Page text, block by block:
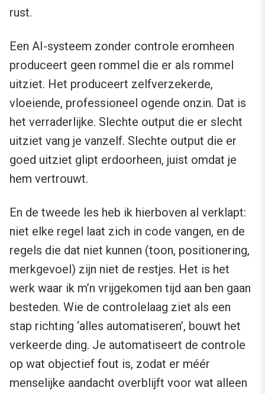
rust.
Een AI-systeem zonder controle eromheen
produceert geen rommel die er als rommel
uitziet. Het produceert zelfverzekerde,
vloeiende, professioneel ogende onzin. Dat is
het verraderlijke. Slechte output die er slecht
uitziet vang je vanzelf. Slechte output die er
goed uitziet glipt erdoorheen, juist omdat je
hem vertrouwt.
En de tweede les heb ik hierboven al verklapt:
niet elke regel laat zich in code vangen, en de
regels die dat niet kunnen (toon, positionering,
merkgevoel) zijn niet de restjes. Het is het
werk waar ik m’n vrijgekomen tijd aan ben gaan
besteden. Wie de controlelaag ziet als een
stap richting ‘alles automatiseren’, bouwt het
verkeerde ding. Je automatiseert de controle
op wat objectief fout is, zodat er méér
menselijke aandacht overblijft voor wat alleen